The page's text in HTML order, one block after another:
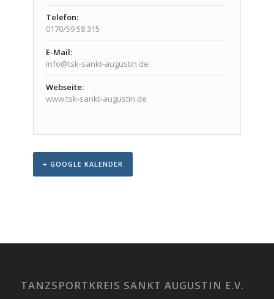
Telefon:
0170/59 58 315
E-Mail:
info@tsk-sankt-augustin.de
Webseite:
www.tsk-sankt-augustin.de
+ GOOGLE KALENDER
TANZSPORTKREIS SANKT AUGUSTIN E.V.